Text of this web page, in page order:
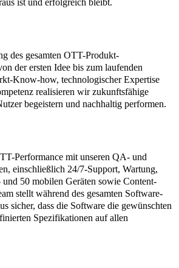
ist und erfolgreich bleibt.
des gesamten OTT-Produkt-
der ersten Idee bis zum laufenden
Know-how, technologischer Expertise
realisieren wir zukunftsfähige
begeistern und nachhaltig performen.
Performance mit unseren QA- und
einschließlich 24/7-Support, Wartung,
50 mobilen Geräten sowie Content-
stellt während des gesamten Software-
sicher, dass die Software die gewünschten
Spezifikationen auf allen